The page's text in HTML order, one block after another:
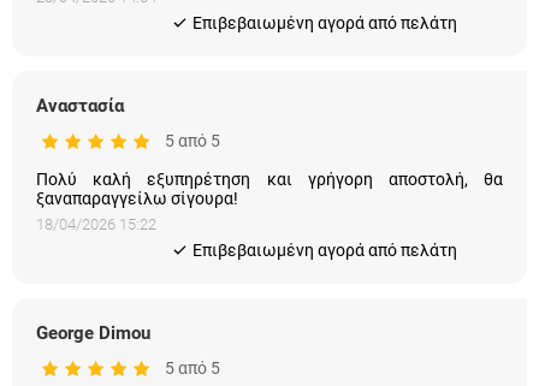
Eπιβεβαιωμένη αγορά από πελάτη
Αναστασία
5 από 5
Πολύ καλή εξυπηρέτηση και γρήγορη αποστολή, θα
ξαναπαραγγείλω σίγουρα!
18/04/2026 15:22
Eπιβεβαιωμένη αγορά από πελάτη
George Dimou
5 από 5